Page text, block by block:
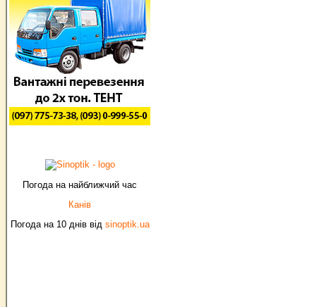
Погода на найближчий час
Канів
Погода на 10 днів від sinoptik.ua